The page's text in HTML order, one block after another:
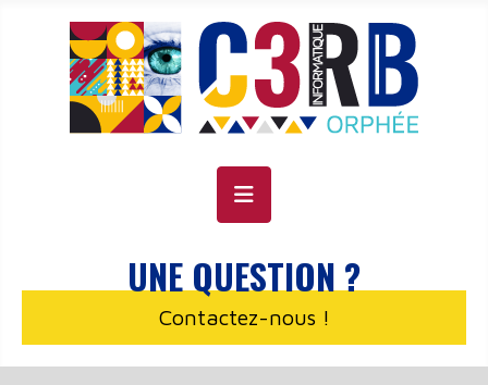
UNE QUESTION ?
Contactez-nous !